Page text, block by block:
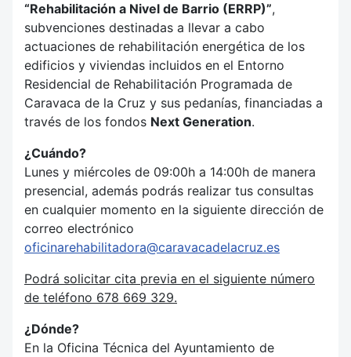
“Rehabilitación a Nivel de Barrio (ERRP)”,
subvenciones destinadas a llevar a cabo
actuaciones de rehabilitación energética de los
edificios y viviendas incluidos en el Entorno
Residencial de Rehabilitación Programada de
Caravaca de la Cruz y sus pedanías, financiadas a
través de los fondos Next Generation.
¿Cuándo?
Lunes y miércoles de 09:00h a 14:00h de manera
presencial, además podrás realizar tus consultas
en cualquier momento en la siguiente dirección de
correo electrónico
oficinarehabilitadora@caravacadelacruz.es
Podrá solicitar cita previa en el siguiente número
de teléfono 678 669 329.
¿Dónde?
En la Oficina Técnica del Ayuntamiento de